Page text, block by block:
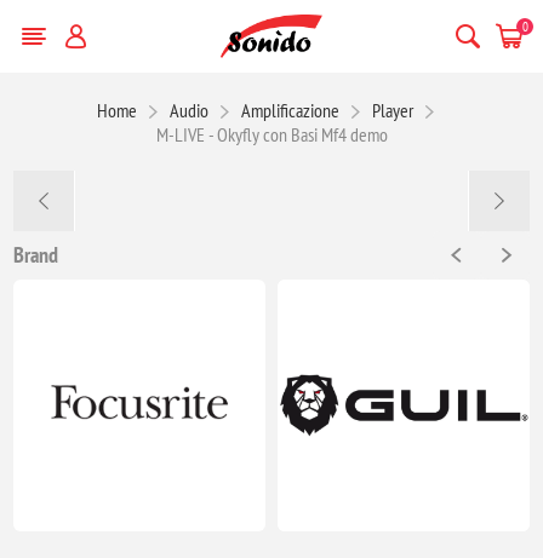
0
Home Audio Amplificazione
Player
M-LIVE - Okyfly con Basi Mf4 demo
Brand